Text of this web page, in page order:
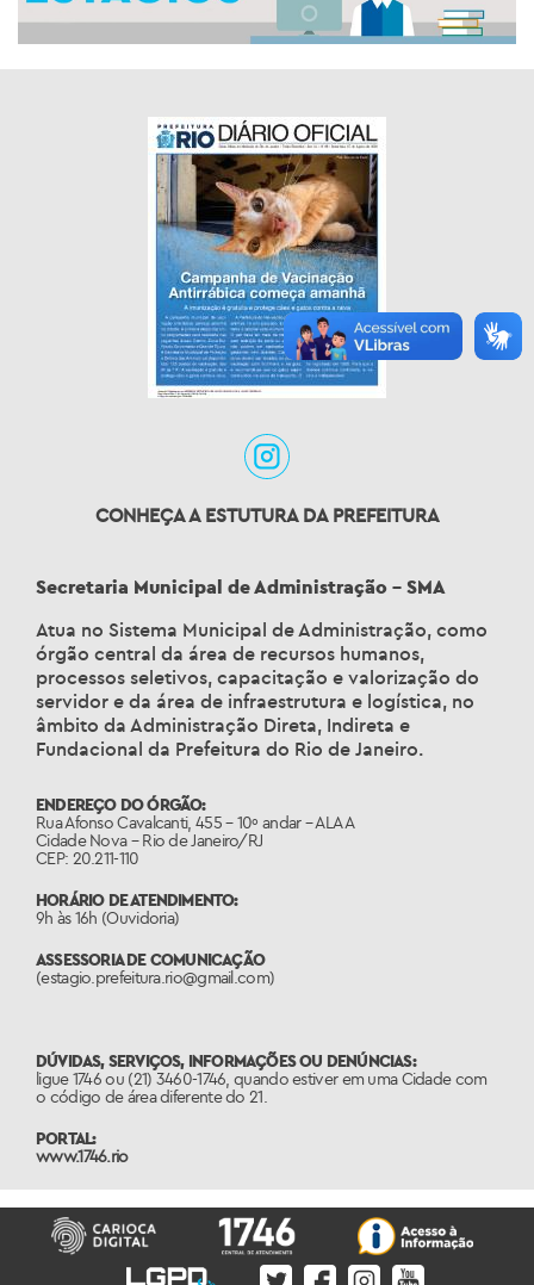
CONHEÇA A ESTUTURA DA PREFEITURA
Secretaria Municipal de Administração – SMA
Atua no Sistema Municipal de Administração, como
órgão central da área de recursos humanos,
processos seletivos, capacitação e valorização do
servidor e da área de infraestrutura e logística, no
âmbito da Administração Direta, Indireta e
Fundacional da Prefeitura do Rio de Janeiro.
ENDEREÇO DO ÓRGÃO:
Rua Afonso Cavalcanti, 455 – 10º andar – ALA A
Cidade Nova – Rio de Janeiro/RJ
CEP: 20.211-110
HORÁRIO DE ATENDIMENTO:
9h às 16h (Ouvidoria)
ASSESSORIA DE COMUNICAÇÃO
(estagio.prefeitura.rio@gmail.com)
DÚVIDAS, SERVIÇOS, INFORMAÇÕES OU DENÚNCIAS:
ligue 1746 ou (21) 3460-1746, quando estiver em uma Cidade com
o código de área diferente do 21.
PORTAL:
www.1746.rio